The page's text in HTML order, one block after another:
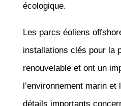
écologique.
Les parcs éoliens
installations clés pour la
renouvelable et ont un
l’environnement marin et
détails importants